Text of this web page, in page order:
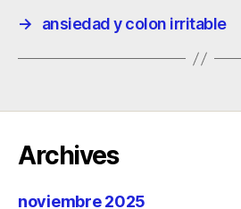
→ ansiedad y colon irritable
Archives
noviembre 2025